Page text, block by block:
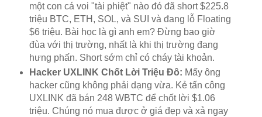
một con cá voi "tài phiệt" nào đó đã short $225.8
triệu BTC, ETH, SOL, và SUI và đang lỗ Floating
$6 triệu. Bài học là gì anh em? Đừng bao giờ
đùa với thị trường, nhất là khi thị trường đang
hưng phấn. Short sớm chỉ có cháy tài khoản.
Hacker UXLINK Chốt Lời Triệu Đô: Mấy ông
hacker cũng không phải dạng vừa. Kẻ tấn công
UXLINK đã bán 248 WBTC để chốt lời $1.06
triệu. Chúng nó mua được ở giá đẹp và xả ngay